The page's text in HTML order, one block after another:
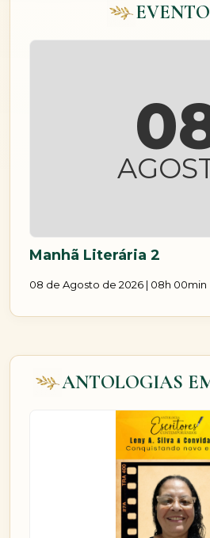
Manhã Literária 2
08 de Agosto de 2026 | 08h 00min
ANTOLOGIAS